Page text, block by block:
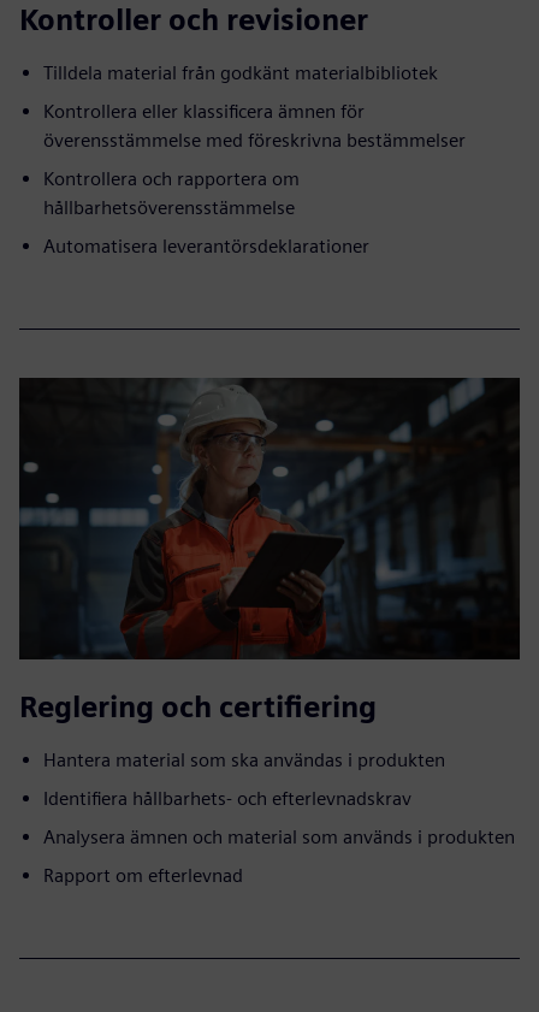
Kontroller och revisioner
Tilldela material från godkänt materialbibliotek
Kontrollera eller klassificera ämnen för
överensstämmelse med föreskrivna bestämmelser
Kontrollera och rapportera om
hållbarhetsöverensstämmelse
Automatisera leverantörsdeklarationer
Reglering och certifiering
Hantera material som ska användas i produkten
Identifiera hållbarhets- och efterlevnadskrav
Analysera ämnen och material som används i produkten
Rapport om efterlevnad